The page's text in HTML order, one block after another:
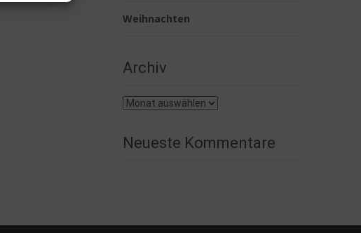
Weihnachten
Archiv
Archiv
Neueste Kommentare